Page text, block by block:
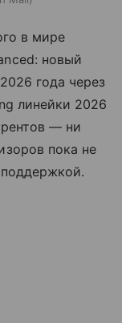
в мире
новый
года через
линейки 2026
— ни
пока не